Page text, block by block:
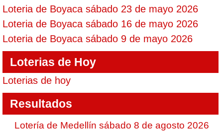
Loteria de Boyaca sábado 23 de mayo 2026
Loteria de Boyaca sábado 16 de mayo 2026
Loteria de Boyaca sábado 9 de mayo 2026
Loterias de Hoy
Loterias de hoy
Resultados
Lotería de Medellín sábado 8 de agosto 2026